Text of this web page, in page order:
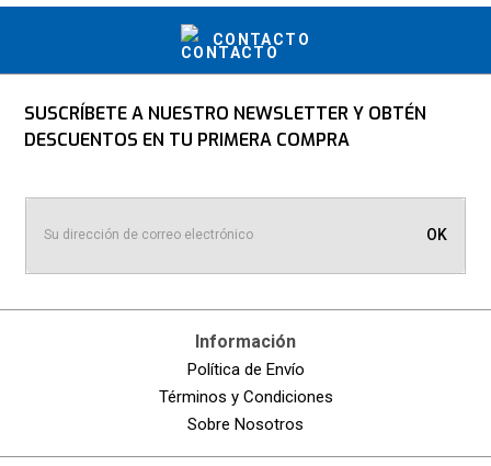
CONTACTO
SUSCRÍBETE A NUESTRO NEWSLETTER Y OBTÉN
DESCUENTOS EN TU PRIMERA COMPRA
OK
Información
Política de Envío
Términos y Condiciones
Sobre Nosotros